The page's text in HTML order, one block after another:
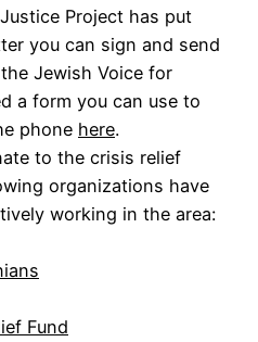
Project has put
you can sign and send
Jewish Voice for
a form you can use to
phone here.
to the crisis relief
organizations have
working in the area:
Fund